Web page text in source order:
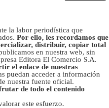
la labor periodística que
Por ello, les recordamos que
distribuir, copiar total
en nuestra web, sin
Editora El Comercio S.A.
el enlace de nuestras
puedan acceder a información
nuestra fuente oficial.
de todo el contenido
este esfuerzo.